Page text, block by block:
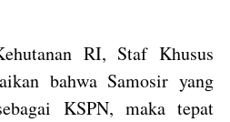
RI, Staf Khusus
bahwa Samosir yang
KSPN, maka tepat